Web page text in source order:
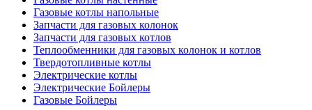
Газовые котлы напольные
Запчасти для газовых колонок
Запчасти для газовых котлов
Теплообменники для газовых колонок и котлов
Твердотопливные котлы
Электрические котлы
Электрические Бойлеры
Газовые Бойлеры